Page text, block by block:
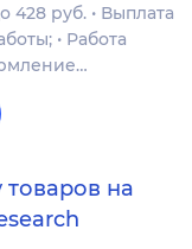
428 руб. • Выплата
• Работа
товаров на